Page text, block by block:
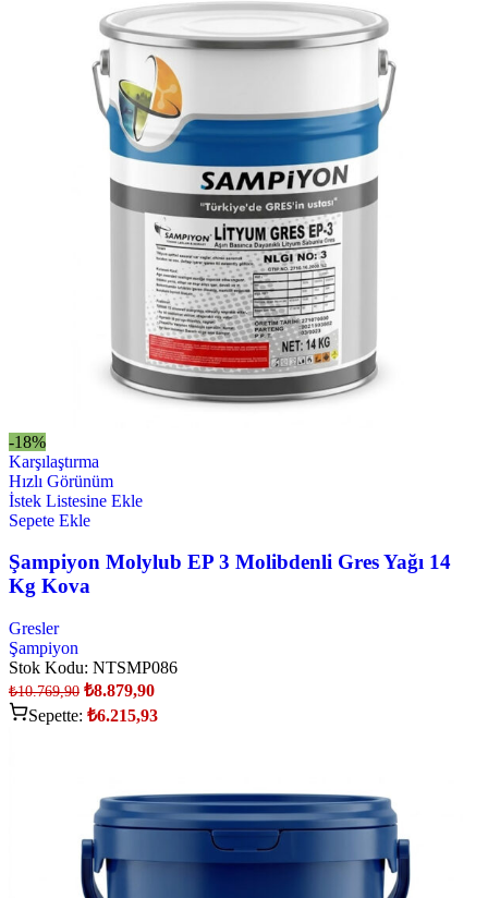
-18%
Karşılaştırma
Hızlı Görünüm
İstek Listesine Ekle
Sepete Ekle
Şampiyon Molylub EP 3 Molibdenli Gres Yağı 14
Kg Kova
Gresler
Şampiyon
Stok Kodu: NTSMP086
₺10.769,90 ₺8.879,90
Sepette: ₺6.215,93